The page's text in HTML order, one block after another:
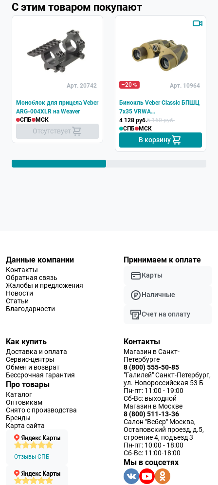
С этим товаром покупают
Арт. 20742
Моноблок для прицела Veber
ARG-004XLR на Weaver
СПБ
МСК
Отсутствует
–20 Арт. 10964
Бинокль Veber Classic БПШЦ
7x35 VRWA
широкоугольный,
камуфлированный
4 128 руб.5 160 руб.
СПБ
МСК
В корзину
Данные компании
Контакты
Обратная связь
Жалобы и предложения
Новости
Статьи
Благодарности
Принимаем к оплате
Карты
Наличные
Счет на оплату
Как купить
Доставка и оплата
Сервис-центры
Обмен и возврат
Бессрочная гарантия
Про товары
Каталог
Оптовикам
Снято с производства
Бренды
Карта сайта
Отзывы СПБ
Контакты
Магазин в Санкт-
Петербурге
8 (800) 555-50-85
"Галилей" Санкт-Петербург,
ул. Новороссийская 53 Б
Пн-пт: 11:00 - 19:00
Сб-Вс: выходной
Магазин в Москве
8 (800) 511-13-36
Салон "Вебер" Москва,
Остаповский проезд, д.5,
строение 4, подъезд 3
Пн-пт: 10:00 - 18:00
Сб-Вс: 11:00-18:00
Мы в соцсетях